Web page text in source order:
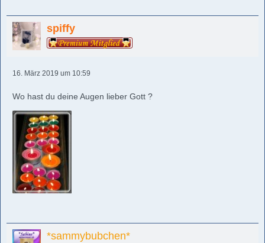
spiffy
16. März 2019 um 10:59
Wo hast du deine Augen lieber Gott ?
*sammybubchen*